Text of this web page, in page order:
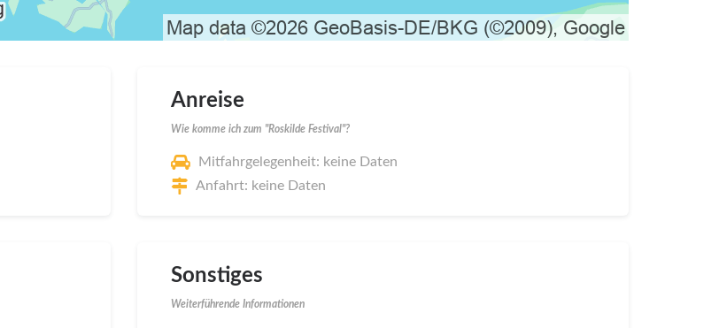
Anreise
Wie komme ich zum "Roskilde Festival"?
Mitfahrgelegenheit: keine Daten
Anfahrt: keine Daten
Sonstiges
Weiterführende Informationen